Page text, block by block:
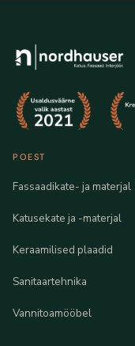
POEST
Fassaadikate- ja materjal
Katusekate ja -materjal
Keraamilised plaadid
Sanitaartehnika
Vannitoamööbel